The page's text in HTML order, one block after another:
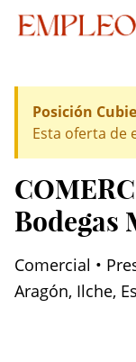
Posición
Esta oferta de
Bodegas
Comercial •
Aragón, Ilche,